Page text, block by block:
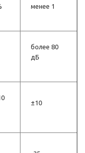
менее 1
более 80
дБ
±10